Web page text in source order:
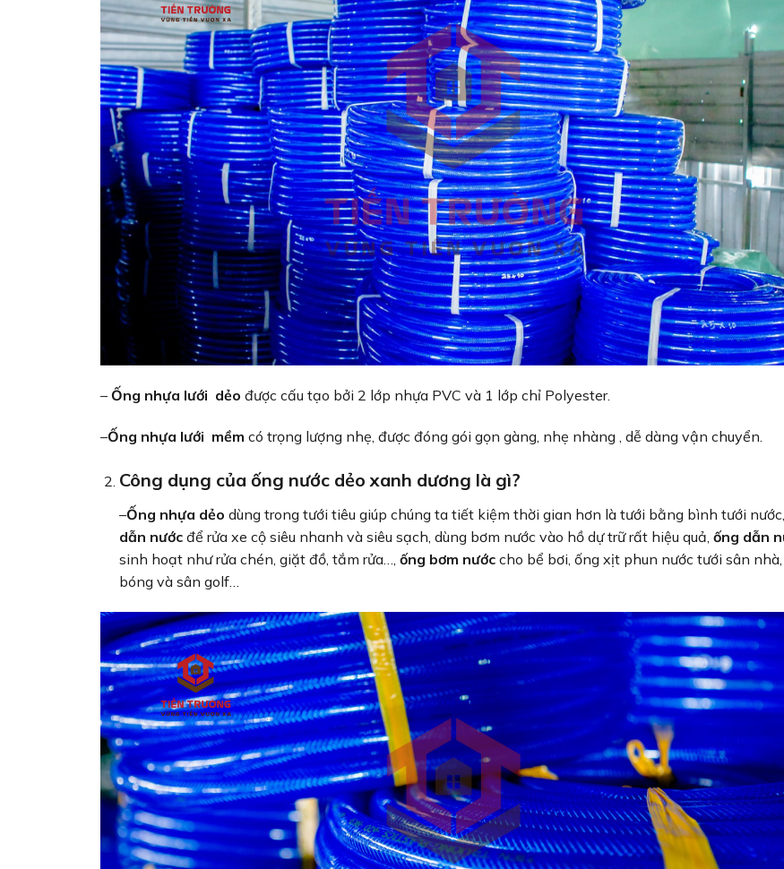
– Ống nhựa lưới dẻo được cấu tạo bởi 2 lớp nhựa PVC và 1 lớp chỉ Polyester.
–Ống nhựa lưới mềm có trọng lượng nhẹ, được đóng gói gọn gàng, nhẹ nhàng , dễ dàng vận chuyển.
Công dụng của ống nước dẻo xanh dương là gì?
–Ống nhựa dẻo dùng trong tưới tiêu giúp chúng ta tiết kiệm thời gian hơn là tưới bằng bình tưới nước,
dẫn nước để rửa xe cộ siêu nhanh và siêu sạch, dùng bơm nước vào hồ dự trữ rất hiệu quả, ống dẫn
sinh hoạt như rửa chén, giặt đồ, tắm rửa…, ống bơm nướccho bể bơi, ống xịt phun nước tưới sân
bóng và sân golf…